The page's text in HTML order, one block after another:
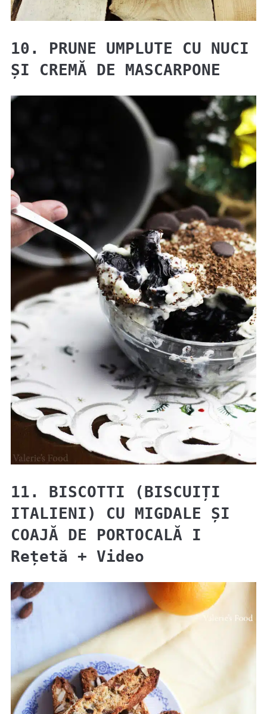
10. PRUNE UMPLUTE CU NUCI
ȘI CREMĂ DE MASCARPONE
11. BISCOTTI (BISCUIȚI
ITALIENI) CU MIGDALE ȘI
COAJĂ DE PORTOCALĂ I
Rețetă + Video